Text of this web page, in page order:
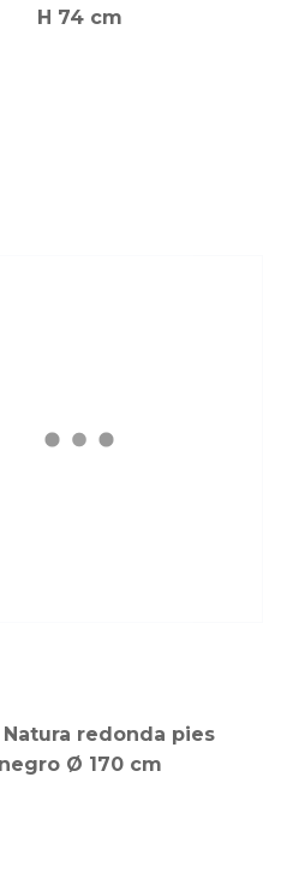
H 74 cm
Natura redonda pies
negro Ø 170 cm